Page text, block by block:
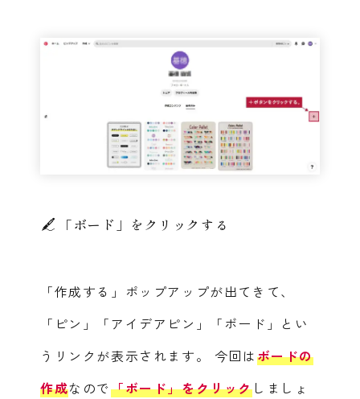
「ボード」をクリックする
「作成する」ポップアップが出てきて、
「ピン」「アイデアピン」「ボード」とい
うリンクが表示されます。
今回はボードの
作成なので「ボード」をクリックしましょ